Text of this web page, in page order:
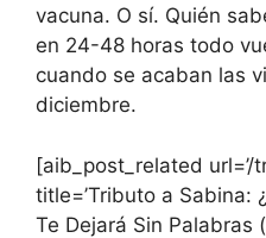
vacuna. O sí. Quién
en 24-48 horas todo
cuando se acaban las
diciembre.
[aib_post_related
title=’Tributo a Sabina:
Te Dejará Sin Palabras